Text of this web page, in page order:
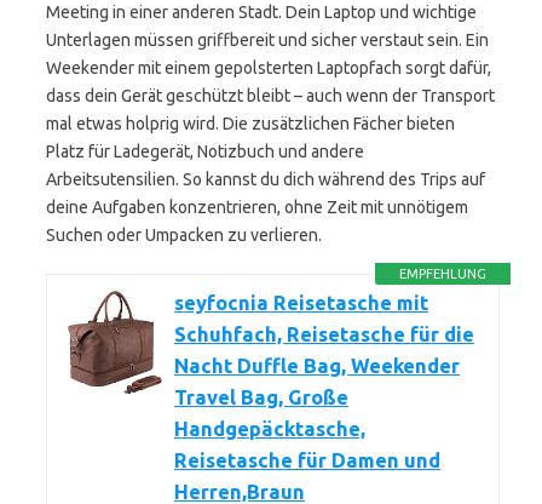
Meeting in einer anderen Stadt. Dein Laptop und wichtige
Unterlagen müssen griffbereit und sicher verstaut sein. Ein
Weekender mit einem gepolsterten Laptopfach sorgt dafür,
dass dein Gerät geschützt bleibt – auch wenn der Transport
mal etwas holprig wird. Die zusätzlichen Fächer bieten
Platz für Ladegerät, Notizbuch und andere
Arbeitsutensilien. So kannst du dich während des Trips auf
deine Aufgaben konzentrieren, ohne Zeit mit unnötigem
Suchen oder Umpacken zu verlieren.
EMPFEHLUNG
seyfocnia Reisetasche mit
Schuhfach, Reisetasche für die
Nacht Duffle Bag, Weekender
Travel Bag, Große
Handgepäcktasche,
Reisetasche für Damen und
Herren,Braun